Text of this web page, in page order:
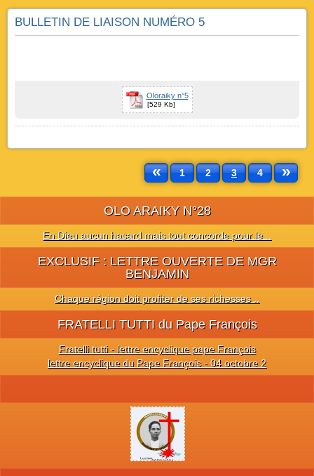
BULLETIN DE LIAISON NUMÉRO 5
Oloraiky n°5
[529 Kb]
« 1 2 3 4 »
OLO ARAIKY N°28
En Dieu aucun hasard mais tout concorde pour le ..
EXCLUSIF : LETTRE OUVERTE DE MGR
BENJAMIN
Chaque région doit profiter de ses richesses ..
FRATELLI TUTTI du Pape François
Fratelli tutti - lettre encyclique pape François
lettre encyclique du Pape François - 04 octobre 2